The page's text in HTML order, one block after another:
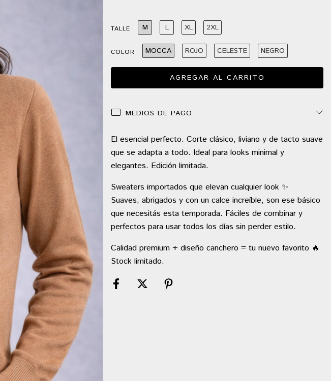
TALLE M L XL 2XL
COLOR MOCCA ROJO CELESTE NEGRO
MEDIOS DE PAGO
El esencial perfecto. Corte clásico, liviano y de tacto suave
que se adapta a todo. Ideal para looks minimal y
elegantes. Edición limitada.
Sweaters importados que elevan cualquier look ✨
Suaves, abrigados y con un calce increíble, son ese básico
que necesitás esta temporada. Fáciles de combinar y
perfectos para usar todos los días sin perder estilo.
Calidad premium + diseño canchero = tu nuevo favorito 🔥
Stock limitado.